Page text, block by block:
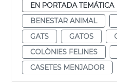
EN PORTADA TEMÁTICA
BENESTAR ANIMAL
GATS
GATOS
COLÒNIES FELINES
CASETES MENJADOR